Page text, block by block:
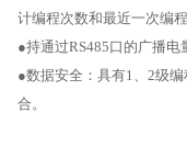
计编程次数和最近一次编
●持通过RS485口的广播电
●数据安全：具有1、2级
合。